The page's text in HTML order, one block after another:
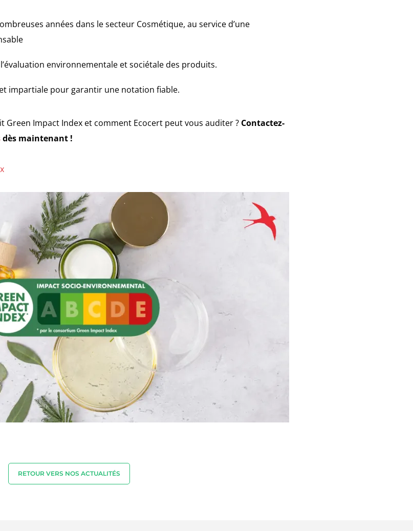
années dans le secteur Cosmétique, au service d’une
environnementale et sociétale des produits.
et impartiale pour garantir une notation fiable.
Green Impact Index et comment Ecocert peut vous auditer ? Contactez-
dès maintenant !
RETOUR VERS NOS ACTUALITÉS